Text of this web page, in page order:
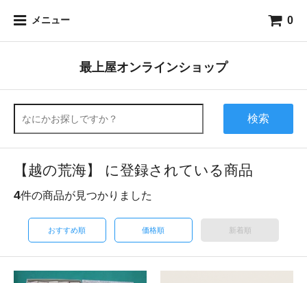
メニュー 0
最上屋オンラインショップ
検索
【越の荒海】 に登録されている商品
4件の商品が見つかりました
おすすめ順 価格順 新着順